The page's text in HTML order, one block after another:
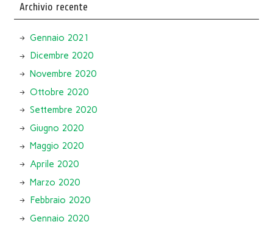
Archivio recente
Gennaio 2021
Dicembre 2020
Novembre 2020
Ottobre 2020
Settembre 2020
Giugno 2020
Maggio 2020
Aprile 2020
Marzo 2020
Febbraio 2020
Gennaio 2020